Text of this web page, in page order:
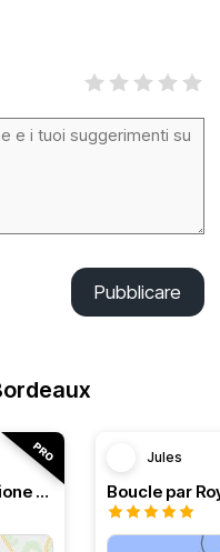
Pubblicare
RT n°84 - Immersione nella regione di Bordeaux
Jules